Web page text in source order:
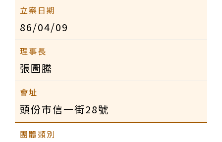
86/04/09
張圖騰
頭份市信一街28號